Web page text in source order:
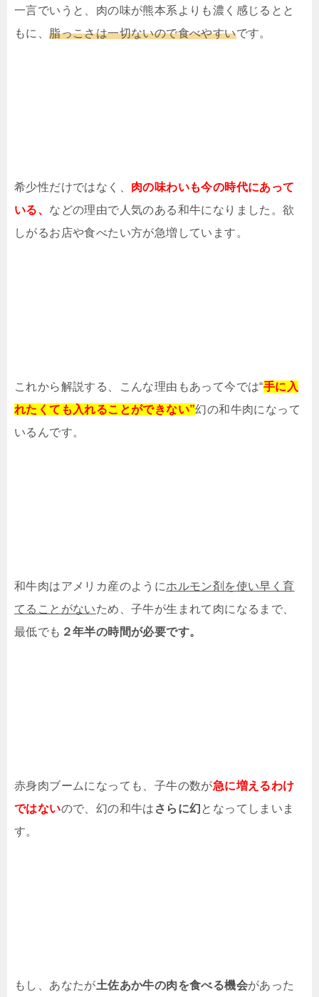
一言でいうと、肉の味が熊本系よりも濃く感じるとと
もに、脂っこさは一切ないので食べやすいです。
希少性だけではなく、 肉の味わいも今の時代にあって
いる、 などの理由で人気のある和牛になりました。欲
しがるお店や食べたい方が急増しています。
これから解説する、こんな理由もあって今では“手に入
れたくても入れることができない”幻の和牛肉になって
いるんです。
和牛肉はアメリカ産のようにホルモン剤を使い早く育
てることがないため、子牛が生まれて肉になるまで、
最低でも ２年半の時間が必要です。
赤身肉ブームになっても、子牛の数が急に増えるわけ
ではないので、幻の和牛は さらに幻となってしまいま
す。
もし、あなたが土佐あか牛の肉を食べる機会があった